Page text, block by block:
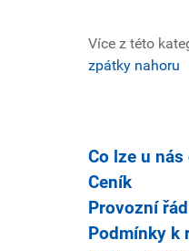
Více z této
zpátky nahoru
Co lze u
Ceník
Provozní řád
Podmínky k